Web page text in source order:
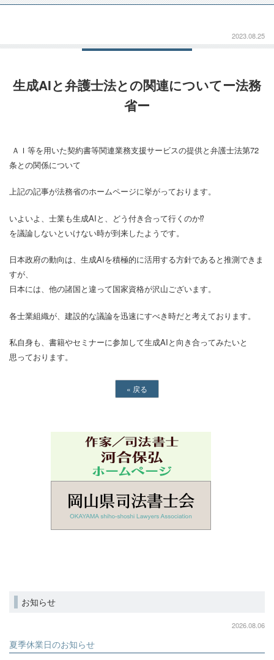
2023.08.25
生成AIと弁護士法との関連についてー法務
省ー
ＡＩ等を用いた契約書等関連業務支援サービスの提供と弁護士法第72
条との関係について
上記の記事が法務省のホームページに挙がっております。
いよいよ、士業も生成AIと、どう付き合って行くのか⁉
を議論しないといけない時が到来したようです。
日本政府の動向は、生成AIを積極的に活用する方針であると推測できま
すが、
日本には、他の諸国と違って国家資格が沢山ございます。
各士業組織が、建設的な議論を迅速にすべき時だと考えております。
私自身も、書籍やセミナーに参加して生成AIと向き合ってみたいと
思っております。
« 戻る
お知らせ
2026.08.06
夏季休業日のお知らせ